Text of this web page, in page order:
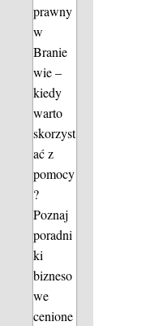
prawny
w
Branie
wie –
kiedy
warto
skorzyst
ać z
pomocy
?
Poznaj
poradni
ki
bizneso
we
cenione